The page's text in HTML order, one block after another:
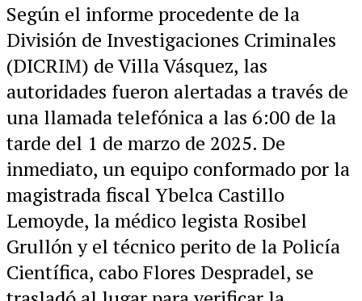
Según el informe procedente de la
División de Investigaciones Criminales
(DICRIM) de Villa Vásquez, las
autoridades fueron alertadas a través de
una llamada telefónica a las 6:00 de la
tarde del 1 de marzo de 2025. De
inmediato, un equipo conformado por la
magistrada fiscal Ybelca Castillo
Lemoyde, la médico legista Rosibel
Grullón y el técnico perito de la Policía
Científica, cabo Flores Despradel, se